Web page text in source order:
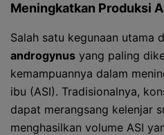
Meningkatkan Produksi
Salah satu kegunaan utama
androgynus yang paling
kemampuannya dalam
ibu (ASI). Tradisionalnya,
dapat merangsang kelenjar
menghasilkan volume ASI